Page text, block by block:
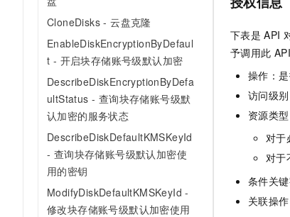
CloneDisks - 云盘克隆
EnableDiskEncryptionByDefaul
t - 开启块存储账号级默认加密
DescribeDiskEncryptionByDefa
ultStatus - 查询块存储账号级默
认加密的服务状态
DescribeDiskDefaultKMSKeyId
- 查询块存储账号级默认加密使
用的密钥
ModifyDiskDefaultKMSKeyId -
修改块存储账号级默认加密使用
下表是 API
予调用此 API
操作：是
访问级
资源类
对于
对于
条件关
关联操